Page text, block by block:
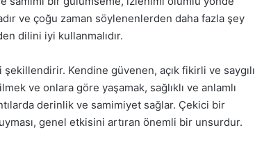
ve çoğu zaman söylenenlerden daha fazla şey
dilini iyi kullanmalıdır.
Kendine güvenen, açık fikirli ve saygılı
ve onlara göre yaşamak, sağlıklı ve anlamlı
derinlik ve samimiyet sağlar. Çekici bir
genel etkisini artıran önemli bir unsurdur.